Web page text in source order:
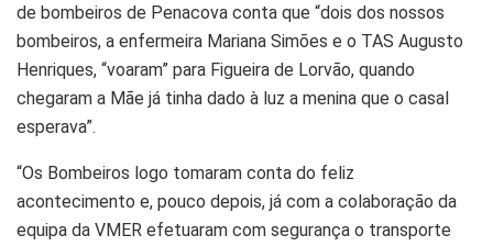
de bombeiros de Penacova conta que “dois dos nossos
bombeiros, a enfermeira Mariana Simões e o TAS Augusto
Henriques, “voaram” para Figueira de Lorvão, quando
chegaram a Mãe já tinha dado à luz a menina que o casal
esperava”.
“Os Bombeiros logo tomaram conta do feliz
acontecimento e, pouco depois, já com a colaboração da
equipa da VMER efetuaram com segurança o transporte